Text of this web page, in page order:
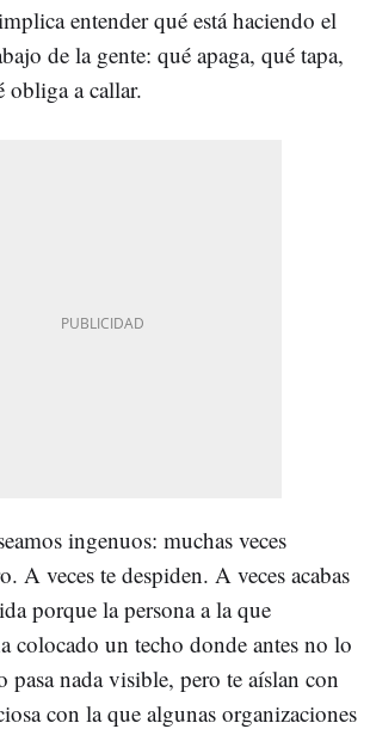
entender qué está haciendo el
de la gente: qué apaga, qué tapa,
obliga a callar.
ingenuos: muchas veces
A veces te despiden. A veces acabas
porque la persona a la que
colocado un techo donde antes no lo
pasa nada visible, pero te aíslan con
con la que algunas organizaciones